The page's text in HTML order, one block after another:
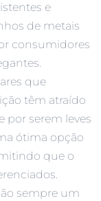
e
de metais
consumidores
que
têm atraído
por serem leves
ótima opção
que o
sempre um